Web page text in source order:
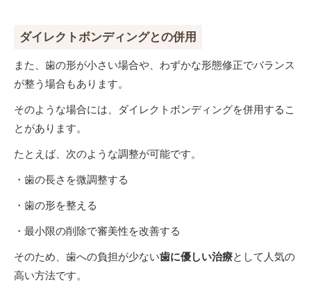
ダイレクトボンディングとの併用
また、歯の形が小さい場合や、わずかな形態修正でバランス
が整う場合もあります。
そのような場合には、ダイレクトボンディングを併用するこ
とがあります。
たとえば、次のような調整が可能です。
・歯の長さを微調整する
・歯の形を整える
・最小限の削除で審美性を改善する
そのため、歯への負担が少ない歯に優しい治療として人気の
高い方法です。